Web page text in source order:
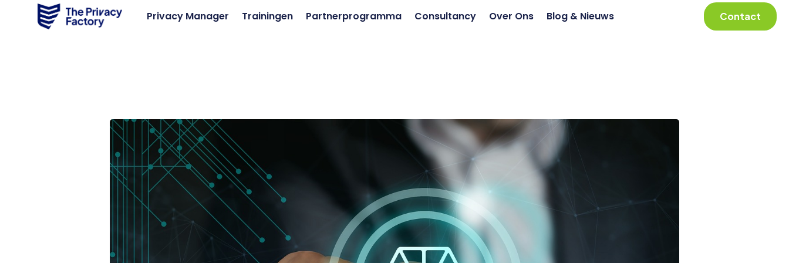
Privacy Manager Trainingen Partnerprogramma Consultancy Over Ons Blog & Nieuws Contact